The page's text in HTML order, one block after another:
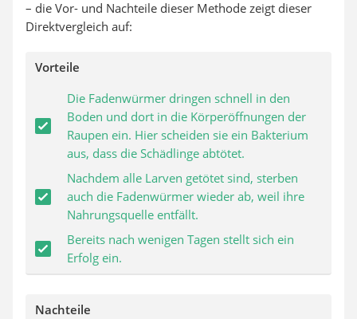
– die Vor- und Nachteile dieser Methode zeigt dieser
Direktvergleich auf:
Vorteile
Die Fadenwürmer dringen schnell in den
Boden und dort in die Körperöffnungen der
Raupen ein. Hier scheiden sie ein Bakterium
aus, dass die Schädlinge abtötet.
Nachdem alle Larven getötet sind, sterben
auch die Fadenwürmer wieder ab, weil ihre
Nahrungsquelle entfällt.
Bereits nach wenigen Tagen stellt sich ein
Erfolg ein.
Nachteile